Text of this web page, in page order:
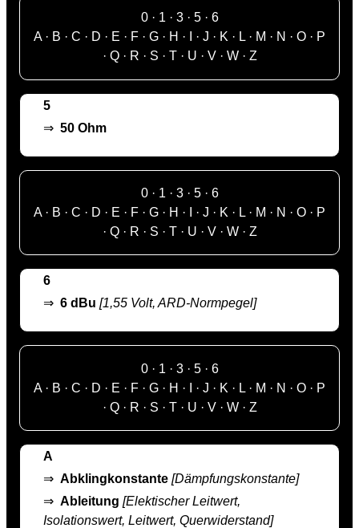
0· 1 · 3· 5· 6
A· B · C · D · E · F · G · H · · J · K · L · M · N · O · P
· Q· R · S · T· U · V· W· Z
5
⇒ 50 Ohm
0· 1 · 3· 5· 6
A· B · C · D · E · F · G · H · · J · K · L · M · N · O · P
· Q· R · S · T· U · V· W· Z
6
⇒ 6 dBu [1,55 Volt, ARD-Normpegel]
0· 1 · 3· 5· 6
A· B · C · D · E · F · G · H · · J · K · L · M · N · O · P
· Q· R · S · T· U · V· W· Z
A
⇒ Abklingkonstante [Dämpfungskonstante]
⇒ Ableitung [Elektischer Leitwert,
Isolationswert, Leitwert, Querwiderstand]